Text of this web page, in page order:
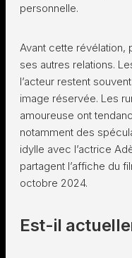
personnelle.
Avant cette révélation,
ses autres relations.
l’acteur restent
image réservée. Les
amoureuse ont
notamment des
idylle avec l’actrice
partagent l’affiche du
octobre 2024.
Est-il